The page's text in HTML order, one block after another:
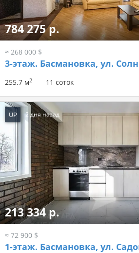
784 275 р.
≈ 268 000 $
3-этаж. Басмановка, ул.
255.7 м2 11 соток
UP 2 дня назад
213 334 р.
≈ 72 900 $
1-этаж. Басмановка, ул.